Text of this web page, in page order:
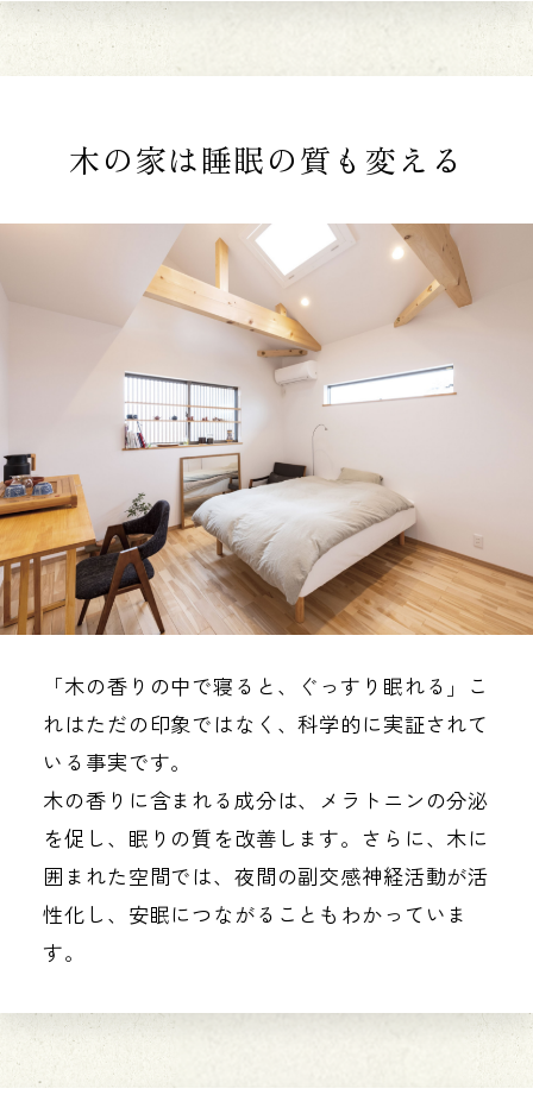
木の家は睡眠の質も変える
「木の香りの中で寝ると、ぐっすり眠れる」こ
れはただの印象ではなく、科学的に実証されて
いる事実です。
木の香りに含まれる成分は、メラトニンの分泌
を促し、眠りの質を改善します。さらに、木に
囲まれた空間では、夜間の副交感神経活動が活
性化し、安眠につながることもわかっていま
す。